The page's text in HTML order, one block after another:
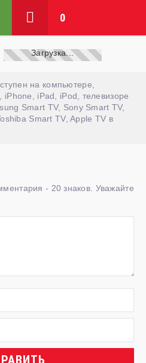
0
на компьютере,
iPad, iPod, телевизоре
Smart TV, Sony Smart TV,
Smart TV, Apple TV в
- 20 знаков. Уважайте